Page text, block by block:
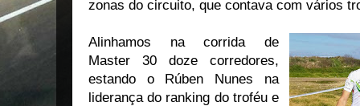
zonas do circuito, que contava com vários
Alinhamos na corrida de
Master 30 doze corredores,
estando o Rúben Nunes na
liderança do ranking do troféu e